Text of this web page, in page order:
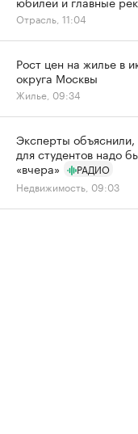
Отрасль, 11:04
Рост цен на жилье в
округа Москвы
Жилье, 09:34
Эксперты
для студентов надо
«вчера»
РАДИО
Недвижимость, 09:03